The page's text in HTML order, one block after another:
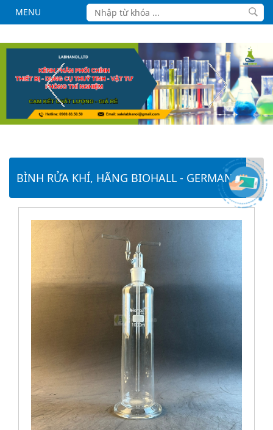
MENU
BÌNH RỬA KHÍ, HÃNG BIOHALL - GERMANY